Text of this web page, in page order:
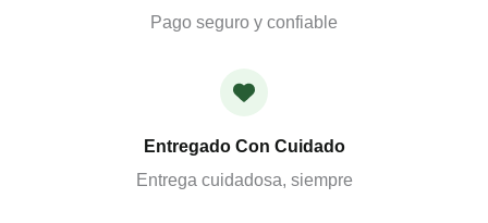
Pago seguro y confiable
Entregado Con Cuidado
Entrega cuidadosa, siempre